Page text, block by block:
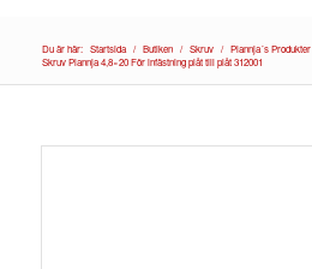
Du är här: Startsida / Butiken / Skruv / Plannja´s Produkter
Skruv Plannja 4,8×20 För infästning plåt till plåt 312001